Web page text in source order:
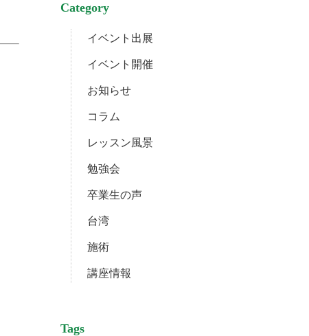
Category
イベント出展
イベント開催
お知らせ
コラム
レッスン風景
勉強会
卒業生の声
台湾
施術
講座情報
Tags